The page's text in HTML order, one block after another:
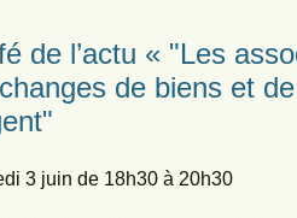
de l’actu « "Les
de biens et
3 juin de 18h30 à 20h30